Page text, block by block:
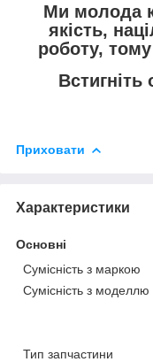
Ми молода
якість,
роботу,
Приховати
Характеристики
Основні
Сумісність з маркою
Сумісність з моделлю
Тип запчастини